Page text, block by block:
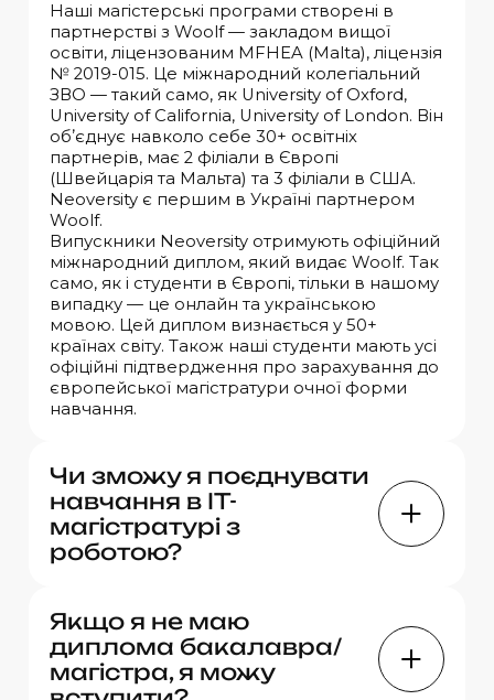
Наші магістерські програми створені в
партнерстві з Woolf — закладом вищої
освіти, ліцензованим MFHEA (Malta), ліцензія
№ 2019-015. Це міжнародний колегіальний
ЗВО — такий само, як University of Oxford,
University of California, University of London. Він
обʼєднує навколо себе 30+ освітніх
партнерів, має 2 філіали в Європі
(Швейцарія та Мальта) та 3 філіали в США.
Neoversity є першим в Україні партнером
Woolf.
Випускники Neoversity отримують офіційний
міжнародний диплом, який видає Woolf. Так
само, як і студенти в Європі, тільки в нашому
випадку — це онлайн та українською
мовою. Цей диплом визнається у 50+
країнах світу. Також наші студенти мають усі
офіційні підтвердження про зарахування до
європейської магістратури очної форми
навчання.
Чи зможу я поєднувати
навчання в ІТ-
магістратурі з
роботою?
онлайн. Більшість наших студентів успішно
поєднують роботу, життя та навчання.
Живі заняття проходять 2-3 рази на тиждень
у вечірній час з 19:30 до 21:30, але за потреби
Якщо я не маю
диплома бакалавра/
магістра, я можу